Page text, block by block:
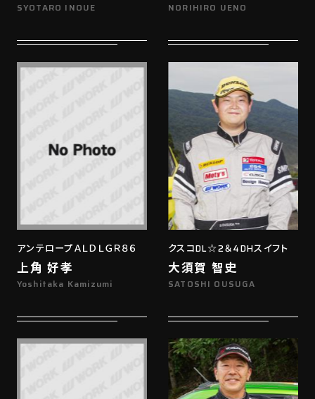
SYOTARO INOUE NORIHIRO UENO
アンテロープＡＬＤＬＧＲ８６
上角 好孝
Yoshitaka Kamizumi
クスコDL☆2＆4DHスイフト
大須賀 智史
SATOSHI OUSUGA